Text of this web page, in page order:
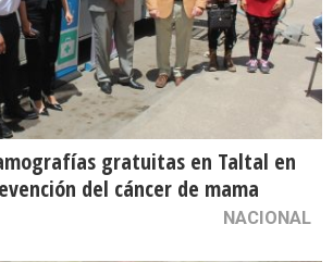
gratuitas en Taltal en
del cáncer de mama
NACIONAL